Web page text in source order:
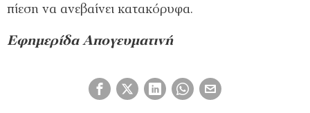
πίεση να ανεβαίνει κατακόρυφα.
Εφημερίδα Απογευματινή